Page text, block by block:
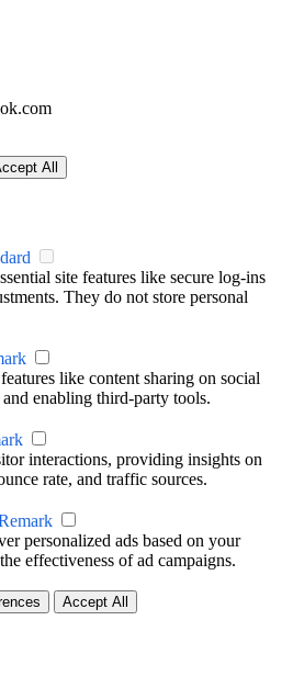
All
site features like secure log-ins
They do not store personal
like content sharing on social
enabling third-party tools.
interactions, providing insights on
rate, and traffic sources.
personalized ads based on your
effectiveness of ad campaigns.
Accept All